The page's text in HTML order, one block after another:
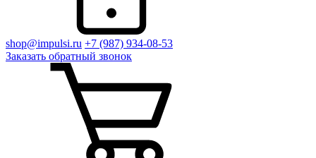
shop@impulsi.ru +7 (987) 934-08-53
Заказать обратный звонок